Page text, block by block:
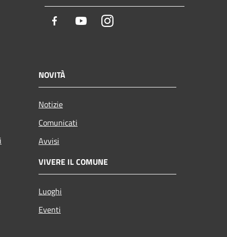
Facebook YoutubeInstagram
NOVITÀ
Notizie
Comunicati
Avvisi
VIVERE IL COMUNE
Luoghi
Eventi